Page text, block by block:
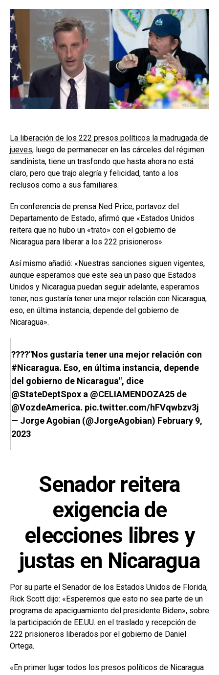
La liberación de los 222 presos políticos la madrugada de
jueves, luego de permanecer en las cárceles del régimen
sandinista, tiene un trasfondo que hasta ahora no está
claro, pero que trajo alegría y felicidad, tanto a los
reclusos como a sus familiares.
En conferencia de prensa Ned Price, portavoz del
Departamento de Estado, afirmó que «Estados Unidos
reitera que no hubo un «trato» con el gobierno de
Nicaragua para liberar a los 222 prisioneros».
Así mismo añadió: «Nuestras sanciones siguen vigentes,
aunque esperamos que este sea un paso que Estados
Unidos y Nicaragua puedan seguir adelante, esperamos
tener, nos gustaría tener una mejor relación con Nicaragua,
eso, en última instancia, depende del gobierno de
Nicaragua».
????"Nos gustaría tener una mejor relación con
#Nicaragua. Eso, en última instancia, depende
del gobierno de Nicaragua", dice
@StateDeptSpox a @CELIAMENDOZA25 de
@VozdeAmerica. pic.twitter.com/hFVqwbzv3j
— Jorge Agobian (@JorgeAgobian) February 9,
2023
Senador reitera
exigencia de
elecciones libres y
justas en Nicaragua
Por su parte el Senador de los Estados Unidos de Florida,
Rick Scott dijo: «Esperemos que esto no sea parte de un
programa de apaciguamiento del presidente Biden», sobre
la participación de EE.UU. en el traslado y recepción de
222 prisioneros liberados por el gobierno de Daniel
Ortega.
«En primer lugar todos los presos políticos de Nicaragua